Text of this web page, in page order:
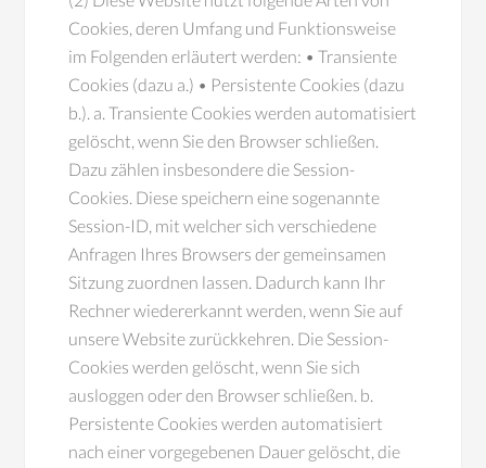
Cookies, deren Umfang und Funktionsweise
im Folgenden erläutert werden: • Transiente
Cookies (dazu a.) • Persistente Cookies (dazu
b.). a. Transiente Cookies werden automatisiert
gelöscht, wenn Sie den Browser schließen.
Dazu zählen insbesondere die Session-
Cookies. Diese speichern eine sogenannte
Session-ID, mit welcher sich verschiedene
Anfragen Ihres Browsers der gemeinsamen
Sitzung zuordnen lassen. Dadurch kann Ihr
Rechner wiedererkannt werden, wenn Sie auf
unsere Website zurückkehren. Die Session-
Cookies werden gelöscht, wenn Sie sich
ausloggen oder den Browser schließen. b.
Persistente Cookies werden automatisiert
nach einer vorgegebenen Dauer gelöscht, die